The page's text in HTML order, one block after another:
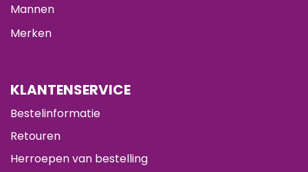
Mannen
Merken
KLANTENSERVICE
Bestelinformatie
Retouren
Herroepen van bestelling